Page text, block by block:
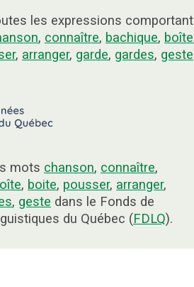
les expressions comportant
, connaître, bachique, boîte
, arranger, garde, gardes, geste
mots chanson, connaître,
, boite, pousser, arranger,
, geste dans le Fonds de
du Québec (FDLQ).